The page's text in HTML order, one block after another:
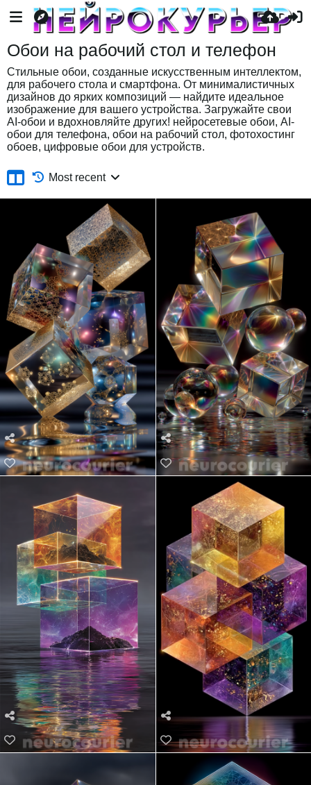
Обои на рабочий стол и телефон
Стильные обои, созданные искусственным интеллектом,
для рабочего стола и смартфона. От минималистичных
дизайнов до ярких композиций — найдите идеальное
изображение для вашего устройства. Загружайте свои
AI-обои и вдохновляйте других! нейросетевые обои, AI-
обои для телефона, обои на рабочий стол, фотохостинг
обоев, цифровые обои для устройств.
Most recent